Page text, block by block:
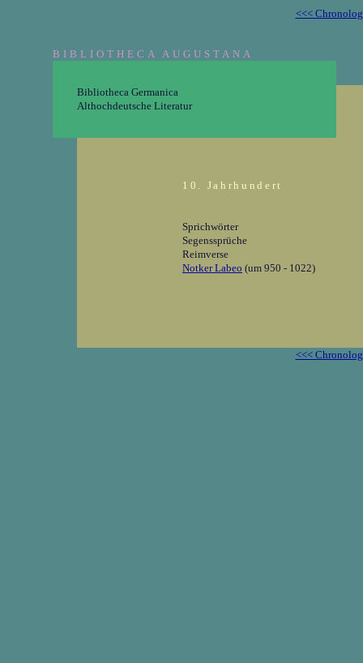
<<<
BIBLIOTHECA AUGUSTANA
Bibliotheca Germanica
Althochdeutsche Literatur
10. Jahrhundert
Sprichwörter
Segenssprüche
Reimverse
Notker Labeo (um 950 - 1022)
<<<